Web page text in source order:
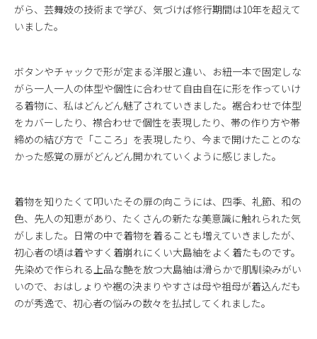
がら、芸舞妓の技術まで学び、気づけば修行期間は10年を超えて
いました。
ボタンやチャックで形が定まる洋服と違い、お紐一本で固定しな
がら一人一人の体型や個性に合わせて自由自在に形を作っていけ
る着物に、私はどんどん魅了されていきました。裾合わせで体型
をカバーしたり、襟合わせで個性を表現したり、帯の作り方や帯
締めの結び方で「こころ」を表現したり、今まで開けたことのな
かった感覚の扉がどんどん開かれていくように感じました。
着物を知りたくて叩いたその扉の向こうには、四季、礼節、和の
色、先人の知恵があり、たくさんの新たな美意識に触れられた気
がしました。日常の中で着物を着ることも増えていきましたが、
初心者の頃は着やすく着崩れにくい大島紬をよく着たものです。
先染めで作られる上品な艶を放つ大島紬は滑らかで肌馴染みがい
いので、おはしょりや裾の決まりやすさは母や祖母が着込んだも
のが秀逸で、初心者の悩みの数々を払拭してくれました。